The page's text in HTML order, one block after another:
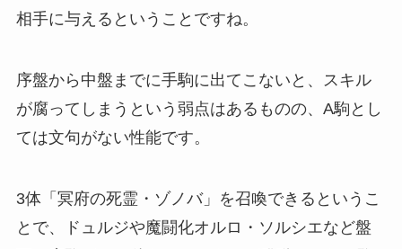
相手に与えるということですね。
序盤から中盤までに手駒に出てこないと、スキル
が腐ってしまうという弱点はあるものの、A駒とし
ては文句がない性能です。
3体「冥府の死霊・ゾノバ」を召喚できるというこ
とで、ドュルジや魔闘化オルロ・ソルシエなど盤